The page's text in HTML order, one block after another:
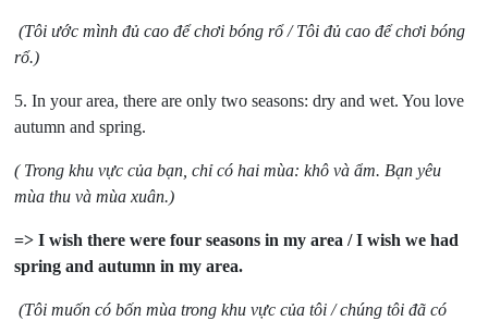
(Tôi ước mình đủ cao để chơi bóng rổ / Tôi đủ cao để chơi bóng
rổ.)
5. In your area, there are only two seasons: dry and wet. You love
autumn and spring.
( Trong khu vực của bạn, chỉ có hai mùa: khô và ẩm. Bạn yêu
mùa thu và mùa xuân.)
=> I wish there were four seasons in my area / I wish we had
spring and autumn in my area.
(Tôi muốn có bốn mùa trong khu vực của tôi / chúng tôi đã có